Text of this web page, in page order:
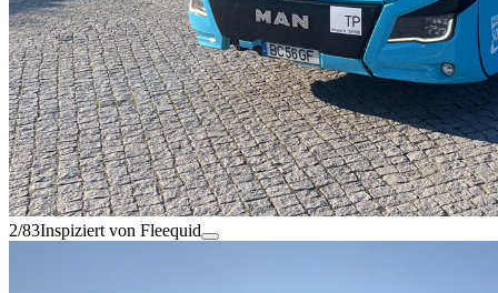
2/83Inspiziert von Fleequid